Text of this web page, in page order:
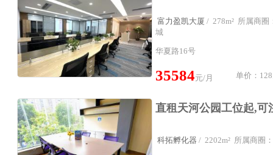
富力盈凯大厦 / 278m² 所属商圈
城
华夏路16号
35584元/月 单价：128
科拓孵化器 / 2202m² 所属商圈